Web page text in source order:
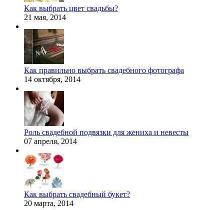
Как выбрать цвет свадьбы?
21 мая, 2014
Как правильно выбрать свадебного фотографа
14 октября, 2014
Роль свадебной подвязки для жениха и невесты
07 апреля, 2014
Как выбрать свадебный букет?
20 марта, 2014